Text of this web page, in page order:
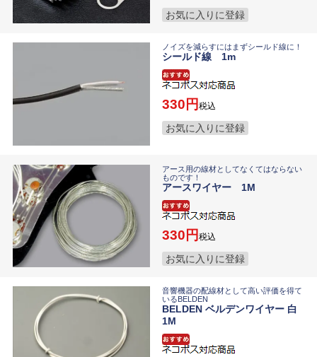
お気に入りに登録
ノイズを減らすにはまずシールド線に！
シールド線 1m
330 税込
お気に入りに登録
アース用の線材としてなくてはならない
ものです！
アースワイヤー 1M
330 税込
お気に入りに登録
音響機器の配線材として高い評価を得て
いるBELDEN
BELDEN ベルデンワイヤー 白
1M